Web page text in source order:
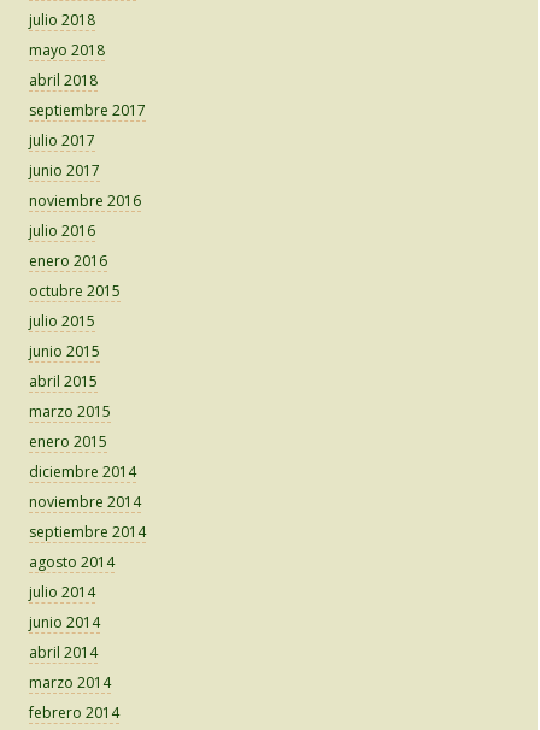
julio 2018
mayo 2018
abril 2018
septiembre 2017
julio 2017
junio 2017
noviembre 2016
julio 2016
enero 2016
octubre 2015
julio 2015
junio 2015
abril 2015
marzo 2015
enero 2015
diciembre 2014
noviembre 2014
septiembre 2014
agosto 2014
julio 2014
junio 2014
abril 2014
marzo 2014
febrero 2014